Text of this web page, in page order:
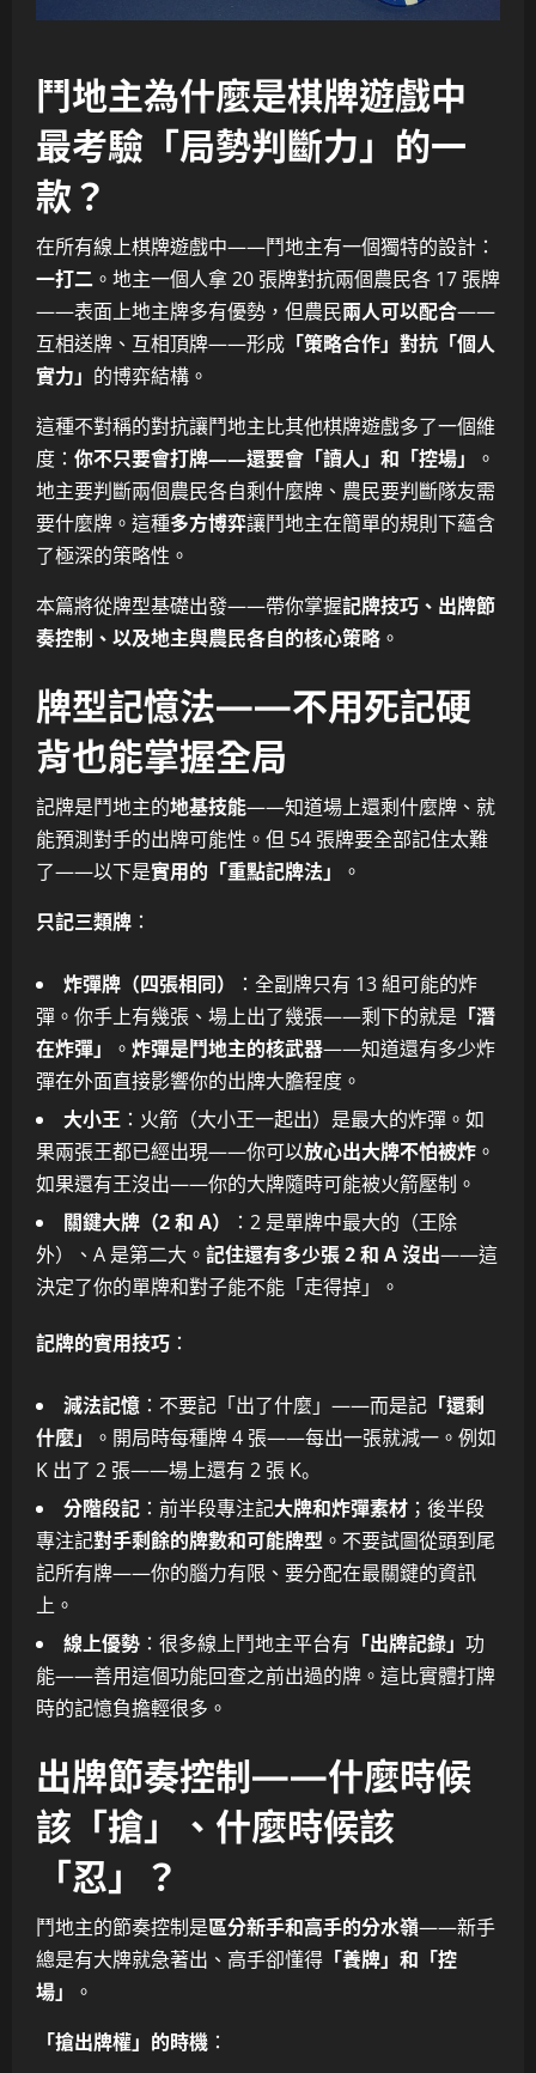
鬥地主為什麼是棋牌遊戲中
最考驗「局勢判斷力」的一
款？
在所有線上棋牌遊戲中——鬥地主有一個獨特的設計：
一打二 。地主一個人拿 20 張牌對抗兩個農民各 17 張牌
——表面上地主牌多有優勢，但農民兩人可以配合——
互相送牌、互相頂牌——形成 「策略合作」對抗「個人
實力」 的博弈結構。
這種不對稱的對抗讓鬥地主比其他棋牌遊戲多了一個維
度： 你不只要會打牌——還要會「讀人」和「控場」
。
地主要判斷兩個農民各自剩什麼牌、農民要判斷隊友需
要什麼牌。這種多方博弈讓鬥地主在簡單的規則下蘊含
了極深的策略性。
本篇將從牌型基礎出發——帶你掌握記牌技巧、出牌節
奏控制、以及地主與農民各自的核心策略 。
牌型記憶法——不用死記硬
背也能掌握全局
記牌是鬥地主的地基技能——知道場上還剩什麼牌、就
能預測對手的出牌可能性。但 54 張牌要全部記住太難
了——以下是實用的「重點記牌法」
。
只記三類牌 ：
炸彈牌（四張相同）
：全副牌只有 13 組可能的炸
彈。你手上有幾張、場上出了幾張——剩下的就是 「潛
在炸彈」
。 炸彈是鬥地主的核武器——知道還有多少炸
彈在外面直接影響你的出牌大膽程度。
大小王 ：火箭（大小王一起出）是最大的炸彈。如
果兩張王都已經出現——你可以放心出大牌不怕被炸 。
如果還有王沒出——你的大牌隨時可能被火箭壓制。
關鍵大牌（2 和 A）
：2 是單牌中最大的（王除
外）、A 是第二大。 記住還有多少張 2 和 A 沒出——這
決定了你的單牌和對子能不能「走得掉」。
記牌的實用技巧 ：
減法記憶 ：不要記「出了什麼」——而是記 「還剩
什麼」
。開局時每種牌 4 張——每出一張就減一。例如
K 出了 2 張——場上還有 2 張 K。
分階段記 ：前半段專注記大牌和炸彈素材 ；後半段
專注記對手剩餘的牌數和可能牌型 。不要試圖從頭到尾
記所有牌——你的腦力有限、要分配在最關鍵的資訊
上。
線上優勢 ：很多線上鬥地主平台有 「出牌記錄」 功
能——善用這個功能回查之前出過的牌。這比實體打牌
時的記憶負擔輕很多。
出牌節奏控制——什麼時候
該「搶」、什麼時候該
「忍」？
鬥地主的節奏控制是區分新手和高手的分水嶺——新手
總是有大牌就急著出、高手卻懂得 「養牌」和「控
場」
。
「搶出牌權」的時機 ：